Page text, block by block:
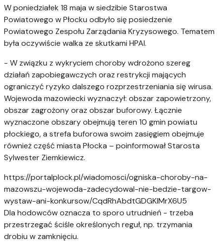
W poniedziałek 18 maja w siedzibie Starostwa
Powiatowego w Płocku odbyło się posiedzenie
Powiatowego Zespołu Zarządania Kryzysowego. Tematem
była oczywiście walka ze skutkami HPAI.
- W związku z wykryciem choroby wdrożono szereg
działań zapobiegawczych oraz restrykcji mających
ograniczyć ryzyko dalszego rozprzestrzeniania się wirusa.
Wojewoda mazowiecki wyznaczył: obszar zapowietrzony,
obszar zagrożony oraz obszar buforowy. Łącznie
wyznaczone obszary obejmują teren 10 gmin powiatu
płockiego, a strefa buforowa swoim zasięgiem obejmuje
również część miasta Płocka – poinformował Starosta
Sylwester Ziemkiewicz.
https://portalplock.pl/wiadomosci/ogniska-choroby-na-
mazowszu-wojewoda-zadecydowal-nie-bedzie-targow-
wystaw-ani-konkursow/CqdRhAbdtGDGKIMrX6U5
Dla hodowców oznacza to sporo utrudnień - trzeba
przestrzegać ściśle określonych reguł, np. trzymania
drobiu w zamknięciu.